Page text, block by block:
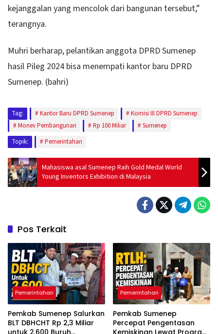
kejanggalan yang mencolok dari bangunan tersebut,”
terangnya.
Muhri berharap, pelantikan anggota DPRD Sumenep
hasil Pileg 2024 bisa menempati kantor baru DPRD
Sumenep. (bahri)
Tag: Kantor Baru DPRD Sumenep
Komisi III DPRD Sumenep
Monev Pembangunan
Rp 100 Miliar
Sumenep
Topik:
Pemerintahan
Mahasiswa asal Sumenep Raih Gold Medal World
Young Inventors Exhibition di Malaysia
Pos Terkait
Pemerintahan
Pemkab Sumenep Salurkan
BLT DBHCHT Rp 2,3 Miliar
untuk 2.600 Buruh
Pemerintahan
Pemkab Sumenep
Percepat Pengentasan
Kemiskinan Lewat Program